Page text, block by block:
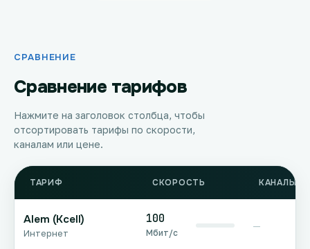
СРАВНЕНИЕ
Сравнение тарифов
Нажмите на заголовок столбца, чтобы
отсортировать тарифы по скорости,
каналам или цене.
ТАРИФ СКОРОСТЬ КАНАЛЫ
Alem (Kcell)
Интернет
100
Мбит/с
—